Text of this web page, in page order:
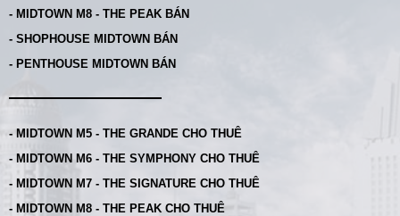
- MIDTOWN M8 - THE PEAK BÁN
- SHOPHOUSE MIDTOWN BÁN
- PENTHOUSE MIDTOWN BÁN
- MIDTOWN M5 - THE GRANDE CHO THUÊ
- MIDTOWN M6 - THE SYMPHONY CHO THUÊ
- MIDTOWN M7 - THE SIGNATURE CHO THUÊ
- MIDTOWN M8 - THE PEAK CHO THUÊ